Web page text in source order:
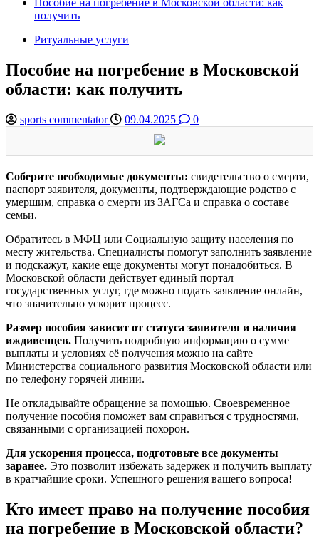
Пособие на погребение в Московской области: как
получить
Ритуальные услуги
Пособие на погребение в Московской
области: как получить
sports commentator 09.04.2025 0
Соберите необходимые документы: свидетельство о смерти,
паспорт заявителя, документы, подтверждающие родство с
умершим, справка о смерти из ЗАГСа и справка о составе
семьи.
Обратитесь в МФЦ или Социальную защиту населения по
месту жительства. Специалисты помогут заполнить заявление
и подскажут, какие еще документы могут понадобиться. В
Московской области действует единый портал
государственных услуг, где можно подать заявление онлайн,
что значительно ускорит процесс.
Размер пособия зависит от статуса заявителя и наличия
иждивенцев. Получить подробную информацию о сумме
выплаты и условиях её получения можно на сайте
Министерства социального развития Московской области или
по телефону горячей линии.
Не откладывайте обращение за помощью. Своевременное
получение пособия поможет вам справиться с трудностями,
связанными с организацией похорон.
Для ускорения процесса, подготовьте все документы
заранее. Это позволит избежать задержек и получить выплату
в кратчайшие сроки. Успешного решения вашего вопроса!
Кто имеет право на получение пособия
на погребение в Московской области?